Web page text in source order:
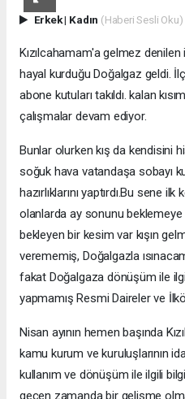
Erkek| Kadın (Haberi Sesli Oku)
Kızılcahamam'a gelmez
hayal kurduğu Doğalgaz geldi.
abone kutuları takıldı. kalan
çalışmalar devam ediyor.
Bunlar olurken kış da kendisini
soğuk hava vatandaşa sobayı
hazırlıklarını yaptırdı.Bu sene
olanlarda ay sonunu beklemeye
bekleyen bir kesim var kışın
verememiş, Doğalgazla
fakat Doğalgaza dönüşüm ile
yapmamış Resmi Daireler ve
Nisan ayının hemen başında
kamu kurum ve kuruluşlarının
kullanım ve dönüşüm ile ilgili
geçen zamanda bir gelişme